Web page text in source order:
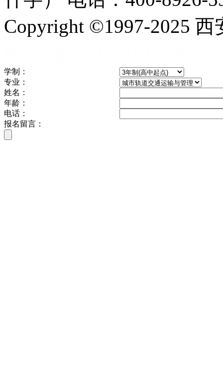
Copyright ©1997-2025
学制：
专业：
姓名：
年龄：
电话：
报名留言：